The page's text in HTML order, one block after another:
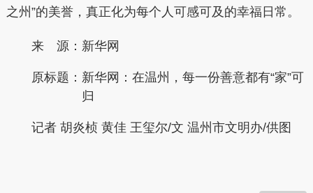
之州”的美誉，真正化为每个人可感可及的幸福日常。
来 源：新华网
原标题： 新华网：在温州，每一份善意都有“家”可
归
记者 胡炎桢 黄佳 王玺尔/文 温州市文明办/供图